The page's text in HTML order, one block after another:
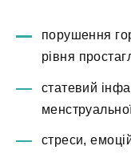
порушення
рівня
статевий
стреси,